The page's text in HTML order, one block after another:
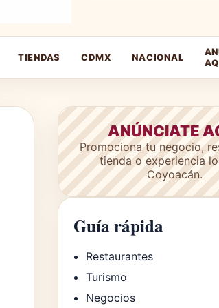
TIENDAS CDMX NACIONAL
ANÚNCIATE
Promociona tu negocio,
tienda o experiencia
Coyoacán.
Guía rápida
Restaurantes
Turismo
Negocios